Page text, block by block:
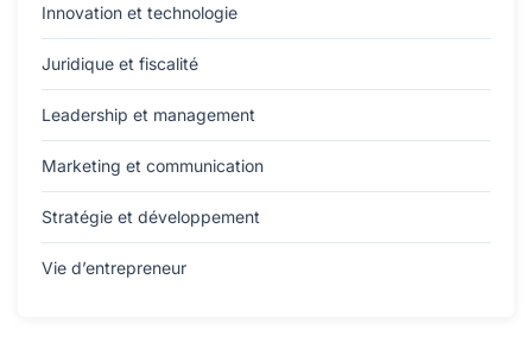
Innovation et technologie
Juridique et fiscalité
Leadership et management
Marketing et communication
Stratégie et développement
Vie d’entrepreneur